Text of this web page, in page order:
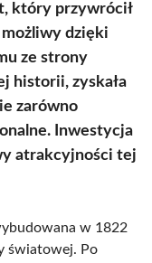
który przywrócił
możliwy dzięki
ze strony
historii, zyskała
zarówno
Inwestycja
atrakcyjności tej
w 1822
światowej. Po